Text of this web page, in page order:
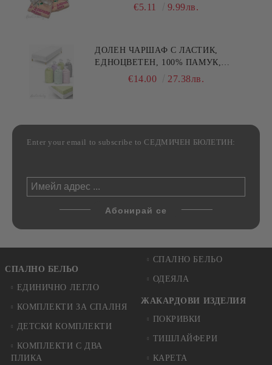
МАЙКА/БАБА , РАЗМЕР:
€5.11 9.99лв.
ДОЛЕН ЧАРШАФ С ЛАСТИК,
ЕДНОЦВЕТЕН, 100% ПАМУК,
РАЗЛИЧНИ РАЗМЕРИ
€14.00 27.38лв.
Enter your email to subscribe to СЕДМИЧЕН БЮЛЕТИН:
СПАЛНО БЕЛЬО
ЕДИНИЧНО ЛЕГЛО
КОМПЛЕКТИ ЗА СПАЛНЯ
ДЕТСКИ КОМПЛЕКТИ
КОМПЛЕКТИ С ДВА
ПЛИКА
СПАЛНО БЕЛЬО
ОДЕЯЛА
ЖАКАРДОВИ ИЗДЕЛИЯ
ПОКРИВКИ
ТИШЛАЙФЕРИ
КАРЕТА